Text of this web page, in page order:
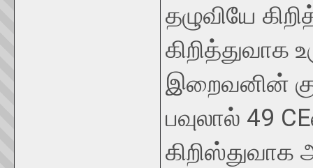
தழுவியே
கிறித்துவாக
இறைவனின்
பவுலால் 49